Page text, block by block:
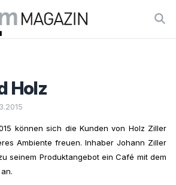
Holz
können sich die Kunden von Holz Ziller
Ambiente freuen. Inhaber Johann Ziller
seinem Produktangebot ein Café mit dem